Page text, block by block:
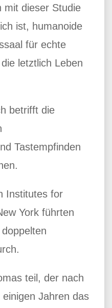
mit dieser Studie
ist, humanoide
für echte
letztlich Leben
betrifft die
Tastempfinden
Institutes for
York führten
teil, der nach
Jahren das